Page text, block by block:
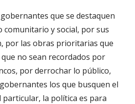
que se destaquen
comunitario y social, por sus
por las obras prioritarias que
no sean recordados por
por derrochar lo público,
los que busquen el
la política es para